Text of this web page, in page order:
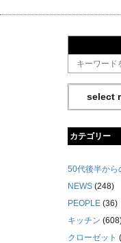
カテゴリー
50代後半から
NEWS (248)
PEOPLE (36)
キッチン
クローゼット